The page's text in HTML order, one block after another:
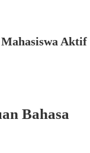
Aktif
Bahasa